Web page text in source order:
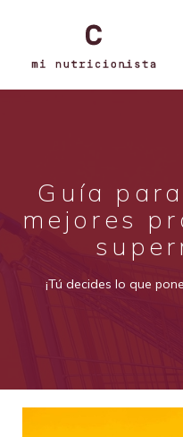
Guía
mejores
¡Tú decides lo que